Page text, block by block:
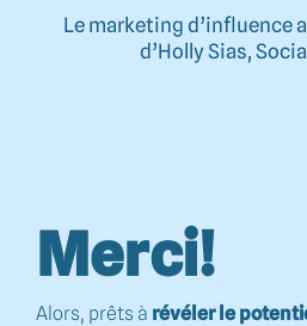
Le marketing d’influence
d’Holly Sias,
Merci!
Alors, prêts à révéler le